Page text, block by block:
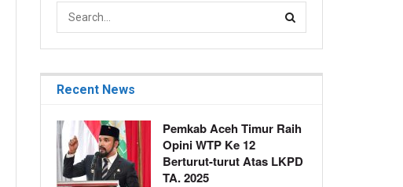
Recent News
Pemkab Aceh Timur Raih
Opini WTP Ke 12
Berturut-turut Atas LKPD
TA. 2025